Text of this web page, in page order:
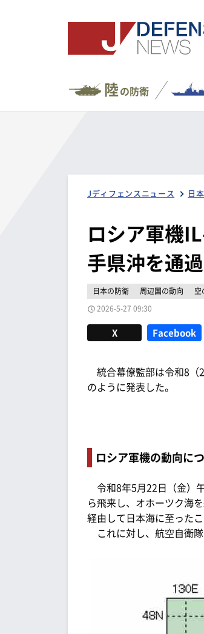
陸の防衛
Jディフェンスニュース 日
ロシア軍機
手県沖を通
日本の防衛 周辺国の動向
空
2026-5-27 09:30
X Facebook
統合幕僚監部は令和8（
のように発表した。
ロシア軍機の動向に
令和8年5月22日（金）
ら飛来し、オホーツク海
経由して日本海に至ったこ
これに対し、航空自衛